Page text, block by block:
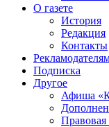
О газете
История
Редакция
Контакты
Подписка
Другое
Афиша